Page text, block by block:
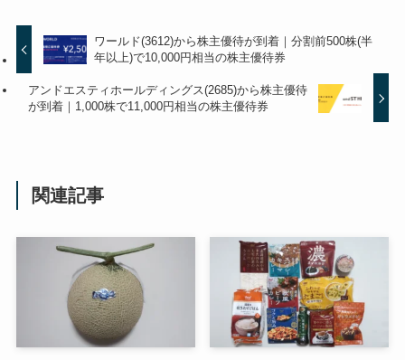
ワールド(3612)から株主優待が到着｜分割前500株(半
年以上)で10,000円相当の株主優待券
アンドエスティホールディングス(2685)から株主優待
が到着｜1,000株で11,000円相当の株主優待券
関連記事